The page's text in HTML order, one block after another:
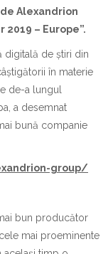
Alexandrion
2019 – Europe”.
digitală de știri din
în materie
de-a lungul
a desemnat
bună companie
group/
bun producător
mai proeminente